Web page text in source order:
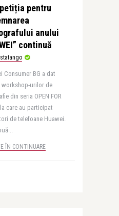
pentru
anului
continuă
Consumer BG a dat
workshop-urilor de
din seria OPEN FOR
la care au participat
de telefoane Huawei.
..
ÎN CONTINUARE